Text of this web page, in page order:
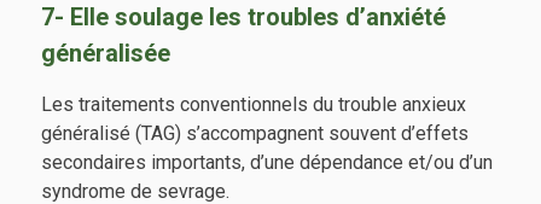
7- Elle soulage les troubles d’anxiété
généralisée
Les traitements conventionnels du trouble anxieux
généralisé (TAG) s’accompagnent souvent d’effets
secondaires importants, d’une dépendance et/ou d’un
syndrome de sevrage.